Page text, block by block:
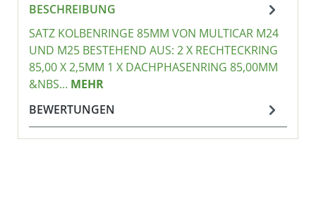
BESCHREIBUNG
SATZ KOLBENRINGE 85MM VON MULTICAR M24
UND M25 BESTEHEND AUS: 2 X RECHTECKRING
85,00 X 2,5MM 1 X DACHPHASENRING 85,00MM
&NBS… MEHR
BEWERTUNGEN